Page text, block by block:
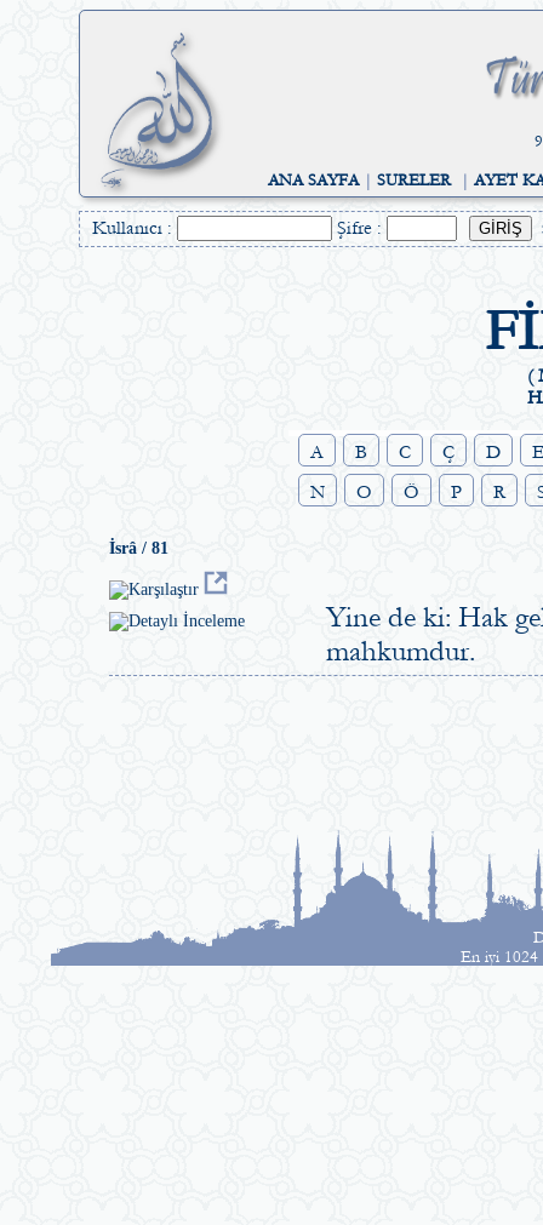
ANA SAYFA| SURELER| AYET
Kullanıcı : Şifre :
(
A B C Ç D
N
O Ö P R
İsrâ / 81
Yine de ki: Hak
mahkumdur.
En iyi 1024